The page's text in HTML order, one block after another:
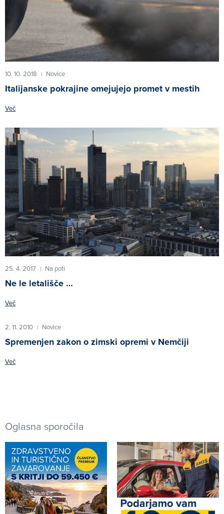
10. 10. 2018 | Novice
Italijanske pokrajine omejujejo promet v mestih
Več
25. 4. 2017 | Na poti
Ne le letališče …
Več
2. 11. 2010 | Novice
Spremenjen zakon o zimski opremi v Nemčiji
Več
Oglasna sporočila